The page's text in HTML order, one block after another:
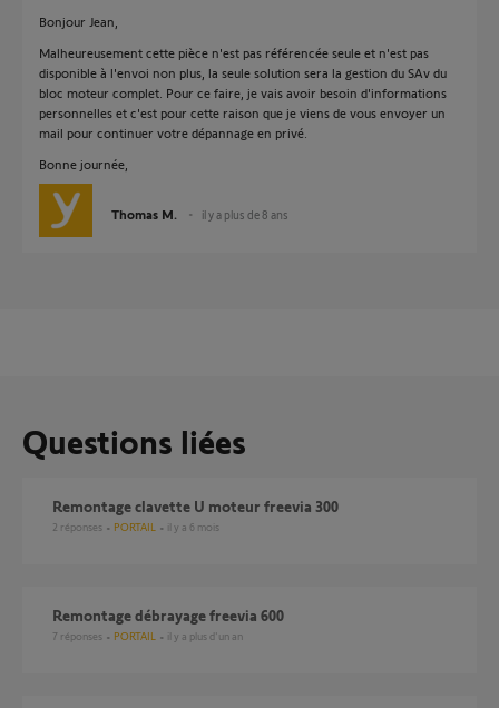
Bonjour Jean,
Malheureusement cette pièce n'est pas référencée seule et n'est pas
disponible à l'envoi non plus, la seule solution sera la gestion du SAv du
bloc moteur complet. Pour ce faire, je vais avoir besoin d'informations
personnelles et c'est pour cette raison que je viens de vous envoyer un
mail pour continuer votre dépannage en privé.
Bonne journée,
Thomas M. il y a plus de 8 ans
Questions liées
Remontage clavette U moteur freevia 300
2 réponses PORTAIL il y a 6 mois
Remontage débrayage freevia 600
7 réponses PORTAIL il y a plus d'un an